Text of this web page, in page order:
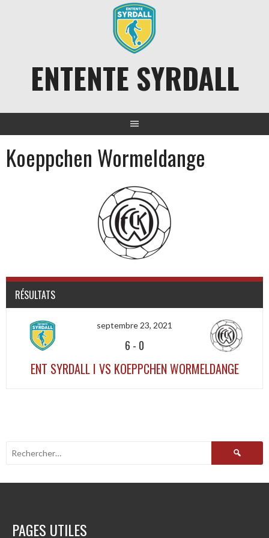
ENTENTE SYRDALL
Koeppchen Wormeldange
RÉSULTATS
septembre 23, 2021
6 - 0
ENT SYRDALL I VS KOEPPCHEN WORMELDANGE
Rechercher :
PAGES UTILES